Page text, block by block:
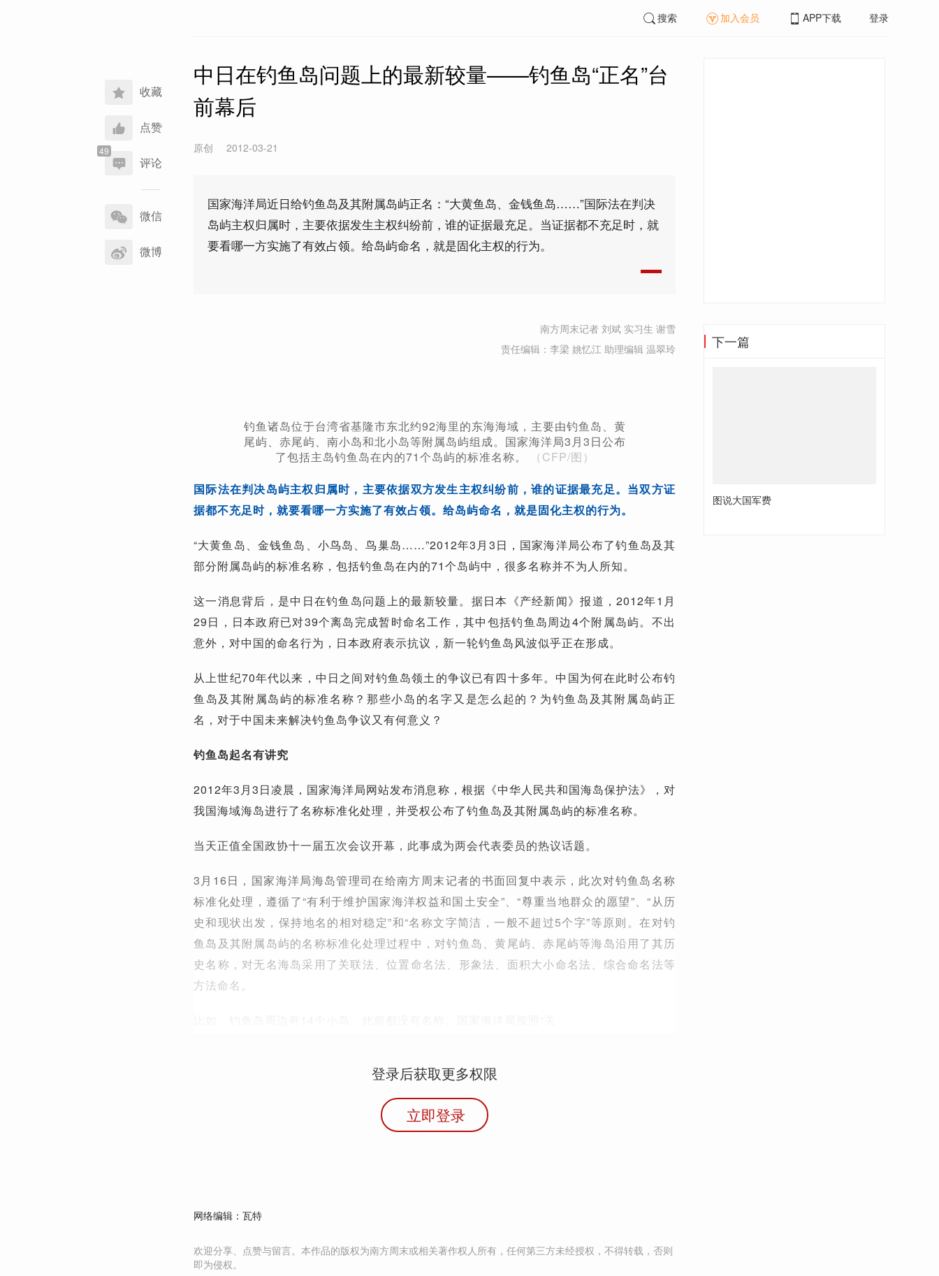
收藏
点赞
评论
享
到
微信
微博
搜索 加入会员 APP下载 登录
中日在钓鱼岛问题上的最新较量——钓鱼岛“正名”台
前幕后
原创 2012-03-21
国家海洋局近日给钓鱼岛及其附属岛屿正名：“大黄鱼岛、金钱鱼岛……”国际法在判决
岛屿主权归属时，主要依据发生主权纠纷前，谁的证据最充足。当证据都不充足时，就
要看哪一方实施了有效占领。给岛屿命名，就是固化主权的行为。
南方周末记者 刘斌 实习生 谢雪
责任编辑：李梁 姚忆江 助理编辑 温翠玲
钓鱼诸岛位于台湾省基隆市东北约92海里的东海海域，主要由钓鱼岛、黄
尾屿、赤尾屿、南小岛和北小岛等附属岛屿组成。国家海洋局3月3日公布
了包括主岛钓鱼岛在内的71个岛屿的标准名称。
（CFP/图）
国际法在判决岛屿主权归属时，主要依据双方发生主权纠纷前，谁的证据最充足。当双方证
据都不充足时，就要看哪一方实施了有效占领。给岛屿命名，就是固化主权的行为。
“大黄鱼岛、金钱鱼岛、小鸟岛、鸟巢岛……”2012年3月3日，国家海洋局公布了钓鱼岛及其
部分附属岛屿的标准名称，包括钓鱼岛在内的71个岛屿中，很多名称并不为人所知。
这一消息背后，是中日在钓鱼岛问题上的最新较量。据日本《产经新闻》报道，2012年1月
29日，日本政府已对39个离岛完成暂时命名工作，其中包括钓鱼岛周边4个附属岛屿。不出
意外，对中国的命名行为，日本政府表示抗议，新一轮钓鱼岛风波似乎正在形成。
从上世纪70年代以来，中日之间对钓鱼岛领土的争议已有四十多年。中国为何在此时公布钓
鱼岛及其附属岛屿的标准名称？那些小岛的名字又是怎么起的？为钓鱼岛及其附属岛屿正
名，对于中国未来解决钓鱼岛争议又有何意义？
钓鱼岛起名有讲究
2012年3月3日凌晨，国家海洋局网站发布消息称，根据《中华人民共和国海岛保护法》，对
我国海域海岛进行了名称标准化处理，并受权公布了钓鱼岛及其附属岛屿的标准名称。
当天正值全国政协十一届五次会议开幕，此事成为两会代表委员的热议话题。
3月16日，国家海洋局海岛管理司在给南方周末记者的书面回复中表示，此次对钓鱼岛名称
标准化处理，遵循了“有利于维护国家海洋权益和国土安全”、“尊重当地群众的愿望”、“从历
史和现状出发，保持地名的相对稳定”和“名称文字简洁，一般不超过5个字”等原则。在对钓
鱼岛及其附属岛屿的名称标准化处理过程中，对钓鱼岛、黄尾屿、赤尾屿等海岛沿用了其历
史名称，对无名海岛采用了关联法、位置命名法、形象法、面积大小命名法、综合命名法等
方法命名。
登录后获取更多权限
立即登录
网络编辑：瓦特
欢迎分享、点赞与留言。本作品的版权为南方周末或相关著作权人所有，任何第三方未经授权，不得转载，否则
即为侵权。
下一篇
图说大国军费